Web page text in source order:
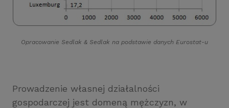
Opracowanie Sedlak & Sedlak na podstawie danych Eurostat-u
Prowadzenie własnej działalności
gospodarczej jest domeną mężczyzn, w